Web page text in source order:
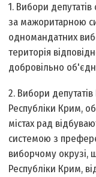
1. Вибори
за мажоритарною
одномандатних
територія
добровільно
2. Вибори
Республіки Крим,
містах рад
системою з
виборчому окрузі,
Республіки Крим,